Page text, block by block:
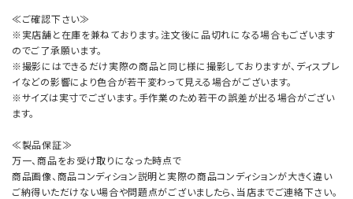
≪ご確認下さい≫
※実店舗と在庫を兼ねております。注文後に品切れになる場合もございます
のでご了承願います。
※撮影にはできるだけ実際の商品と同じ様に撮影しておりますが、ディスプレ
イなどの影響により色合が若干変わって見える場合がございます。
※サイズは実寸でございます。手作業のため若干の誤差が出る場合がござい
ます。
≪製品保証≫
万一、商品をお受け取りになった時点で
商品画像、商品コンディション説明と実際の商品コンディションが大きく違い
ご納得いただけない場合や問題点がございましたら、当店までご連絡下さい。